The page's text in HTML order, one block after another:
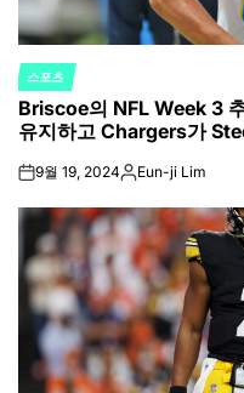
POSTED
IN
스포츠
Briscoe의 NFL Week 3
유지하고 Chargers가
on9월 19, 2024Posted
Eun-ji Lim